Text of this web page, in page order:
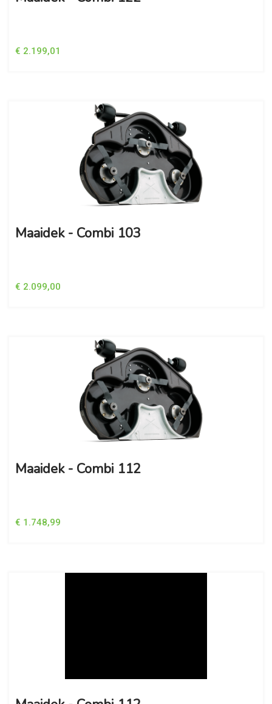
€ 2.199,01
Maaidek - Combi 103
€ 2.099,00
Maaidek - Combi 112
€ 1.748,99